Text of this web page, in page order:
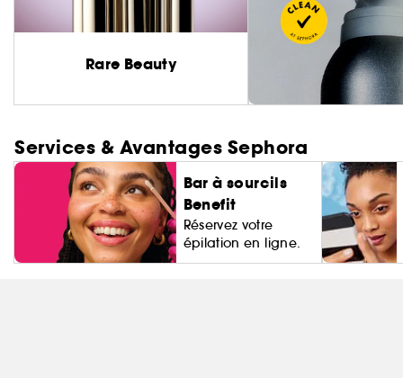
Rare Beauty
Services & Avantages Sephora
Bar à sourcils
Benefit
Réservez votre
épilation en ligne.